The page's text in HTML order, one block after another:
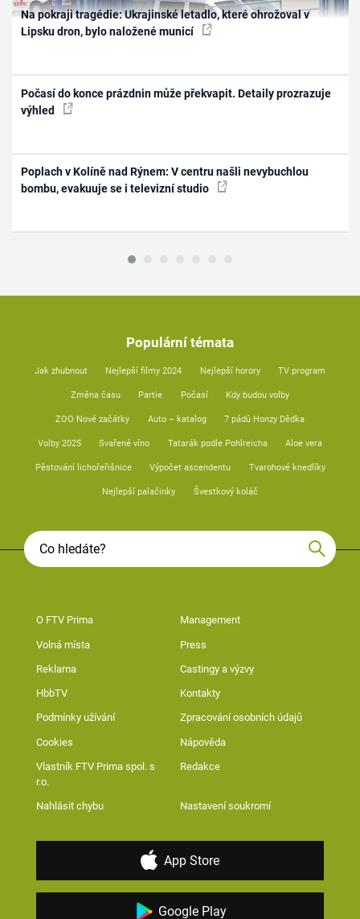
Na pokraji tragédie: Ukrajinské letadlo, které ohrožoval v
Lipsku dron, bylo naložené municí
Počasí do konce prázdnin může překvapit. Detaily prozrazuje
výhled
Poplach v Kolíně nad Rýnem: V centru našli nevybuchlou
bombu, evakuuje se i televizní studio
Populární témata
Jak zhubnout Nejlepší filmy 2024 Nejlepší horory TV program
Změna času Partie Počasí Kdy budou volby
ZOO Nové začátky Auto – katalog 7 pádů Honzy Dědka
Volby 2025 Svařené víno Tatarák podle Pohlreicha Aloe vera
Pěstování lichořeřišnice Výpočet ascendentu Tvarohové knedlíky
Nejlepší palačinky Švestkový koláč
O FTV Prima Management
Volná místa Press
Reklama Castingy a výzvy
HbbTV Kontakty
Podmínky užívání Zpracování osobních údajů
Cookies Nápověda
Vlastník FTV Prima spol. s
r.o.
Redakce
Nahlásit chybu Nastavení soukromí
App Store
Google Play